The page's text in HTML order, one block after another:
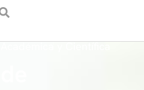
y Científica